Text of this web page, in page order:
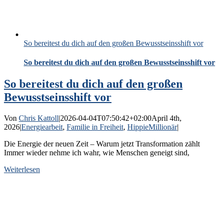
So bereitest du dich auf den großen Bewusstseinsshift vor
So bereitest du dich auf den großen Bewusstseinsshift vor
So bereitest du dich auf den großen
Bewusstseinsshift vor
Von Chris Kattoll|2026-04-04T07:50:42+02:00April 4th,
2026|Energiearbeit, Familie in Freiheit, HippieMillionär|
Die Energie der neuen Zeit – Warum jetzt Transformation zählt
Immer wieder nehme ich wahr, wie Menschen geneigt sind,
Weiterlesen